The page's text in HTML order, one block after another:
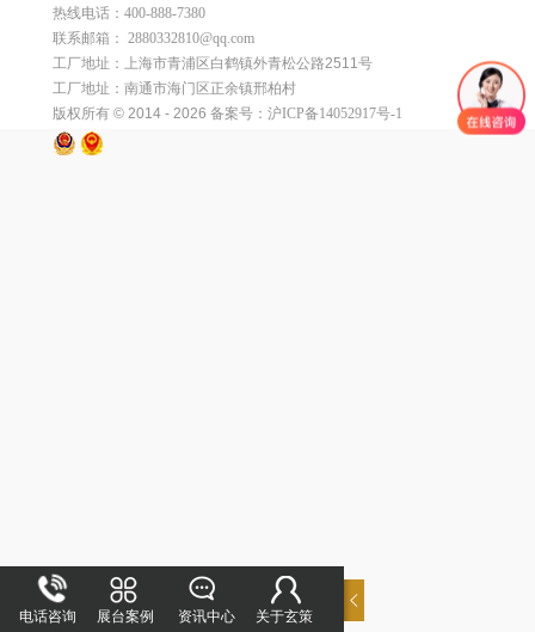
热线电话：400-888-7380
联系邮箱： 2880332810@qq.com
工厂地址：上海市青浦区白鹤镇外青松公路2511号
工厂地址：南通市海门区正余镇邢柏村
版权所有 © 2014 - 2026 备案号：沪ICP备14052917号-1
电话咨询 展台案例 资讯中心 关于玄策